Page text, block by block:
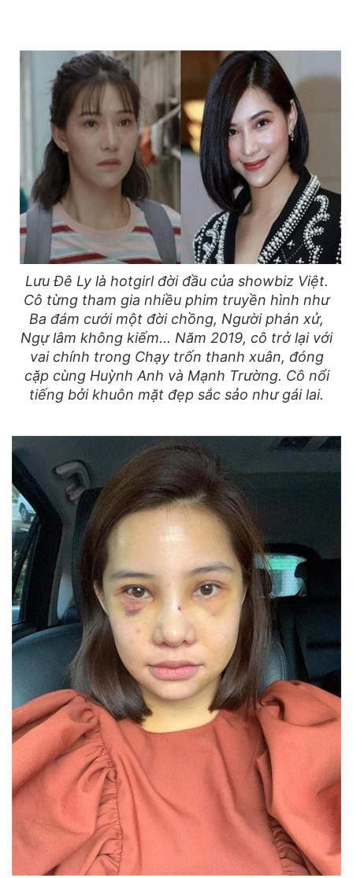
Lưu Đê Ly là hotgirl đời đầu của showbiz Việt.
Cô từng tham gia nhiều phim truyền hình như
Ba đám cưới một đời chồng, Người phán xử,
Ngự lâm không kiếm... Năm 2019, cô trở lại với
vai chính trong Chạy trốn thanh xuân, đóng
cặp cùng Huỳnh Anh và Mạnh Trường. Cô nổi
tiếng bởi khuôn mặt đẹp sắc sảo như gái lai.